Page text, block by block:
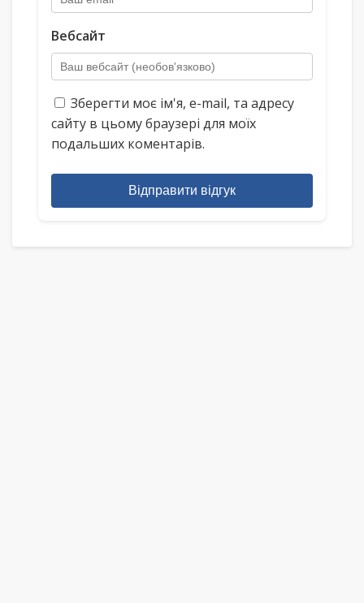
Вебсайт
Зберегти моє ім'я, e-mail, та адресу
сайту в цьому браузері для моїх
подальших коментарів.
Відправити відгук